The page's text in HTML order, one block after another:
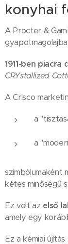
konyhai
A Procter &
1911-ben
CRYstallized
A Crisco
a
a
szimbólumaként
kétes minőségű
Ez volt az első
amely egy
Ez a kémiai